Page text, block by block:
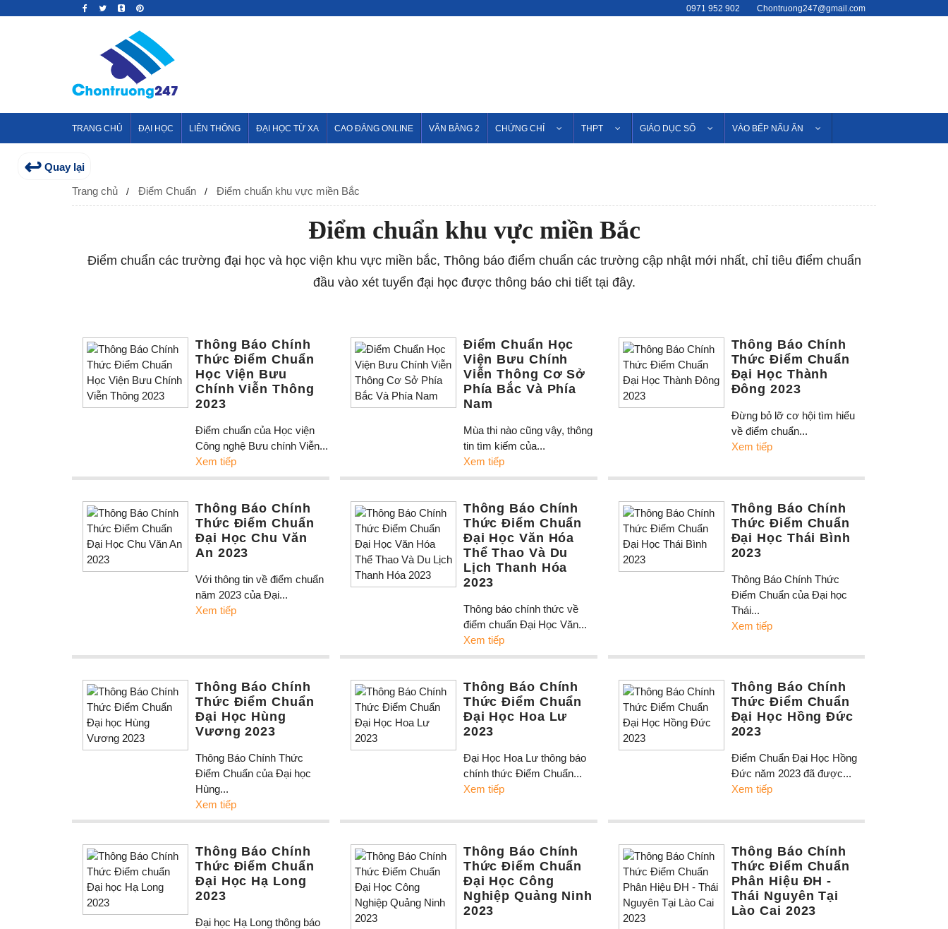
0971 952 902 Chontruong247@gmail.com
TRANG CHỦ ĐẠI HỌC LIÊN THÔNG ĐẠI HỌC TỪ XA CAO ĐẲNG ONLINE VĂN BẰNG 2 CHỨNG CHỈ THPT GIÁO DỤC SỐ VÀO BẾP NẤU ĂN
↩ Quay lại
Trang chủ
Điểm Chuẩn Điểm chuẩn khu vực miền Bắc
Điểm chuẩn khu vực miền Bắc
Điểm chuẩn các trường đại học và học viện khu vực miền bắc, Thông báo điểm chuẩn các trường cập nhật mới nhất, chỉ tiêu điểm chuẩn
đầu vào xét tuyển đại học được thông báo chi tiết tại đây.
Thông Báo Chính
Thức Điểm Chuẩn
Học Viện Bưu
Chính Viễn Thông
2023
Điểm chuẩn của Học viện
Công nghệ Bưu chính Viễn...
Xem tiếp
Điểm Chuẩn Học
Viện Bưu Chính
Viễn Thông Cơ Sở
Phía Bắc Và Phía
Nam
Mùa thi nào cũng vậy, thông
tin tìm kiếm của...
Xem tiếp
Thông Báo Chính
Thức Điểm Chuẩn
Đại Học Thành
Đông 2023
Đừng bỏ lỡ cơ hội tìm hiểu
về điểm chuẩn...
Xem tiếp
Thông Báo Chính
Thức Điểm Chuẩn
Đại Học Chu Văn
An 2023
Với thông tin về điểm chuẩn
năm 2023 của Đại...
Xem tiếp
Thông Báo Chính
Thức Điểm Chuẩn
Đại Học Văn Hóa
Thể Thao Và Du
Lịch Thanh Hóa
2023
Thông báo chính thức về
điểm chuẩn Đại Học Văn...
Xem tiếp
Thông Báo Chính
Thức Điểm Chuẩn
Đại Học Thái Bình
2023
Thông Báo Chính Thức
Điểm Chuẩn của Đại học
Thái...
Xem tiếp
Thông Báo Chính
Thức Điểm Chuẩn
Đại Học Hùng
Vương 2023
Thông Báo Chính Thức
Điểm Chuẩn của Đại học
Hùng...
Xem tiếp
Thông Báo Chính
Thức Điểm Chuẩn
Đại Học Hoa Lư
2023
Đại Học Hoa Lư thông báo
chính thức Điểm Chuẩn...
Xem tiếp
Thông Báo Chính
Thức Điểm Chuẩn
Đại Học Hồng Đức
2023
Điểm Chuẩn Đại Học Hồng
Đức năm 2023 đã được...
Xem tiếp
Thông Báo Chính
Thức Điểm Chuẩn
Đại Học Hạ Long
2023
Đại học Hạ Long thông báo
Thông Báo Chính
Thức Điểm Chuẩn
Đại Học Công
Nghiệp Quảng Ninh
2023
Thông Báo Chính
Thức Điểm Chuẩn
Phân Hiệu ĐH -
Thái Nguyên Tại
Lào Cai 2023